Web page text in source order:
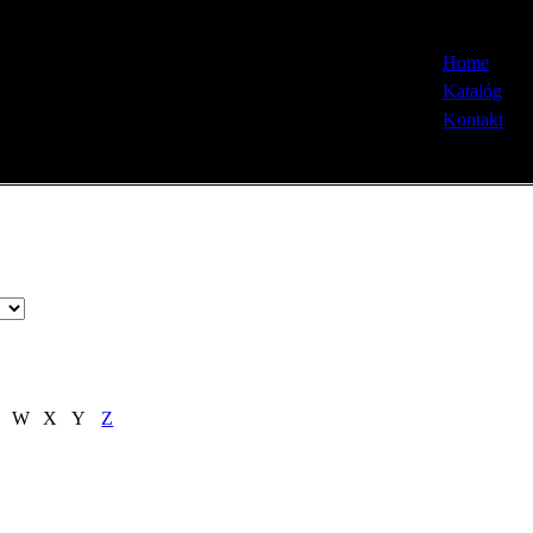
Home
Katalóg
Kontakt
W X Y Z